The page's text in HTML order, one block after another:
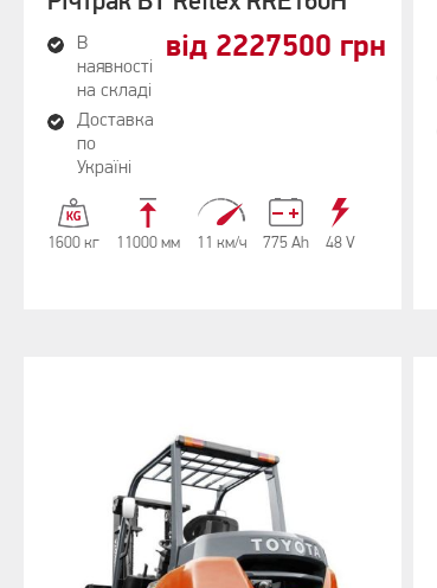
В
наявності
на складі
Доставка
по
Україні
від 2227500 грн
1600 кг 11000 мм 11 км/ч 775 Аh 48 V